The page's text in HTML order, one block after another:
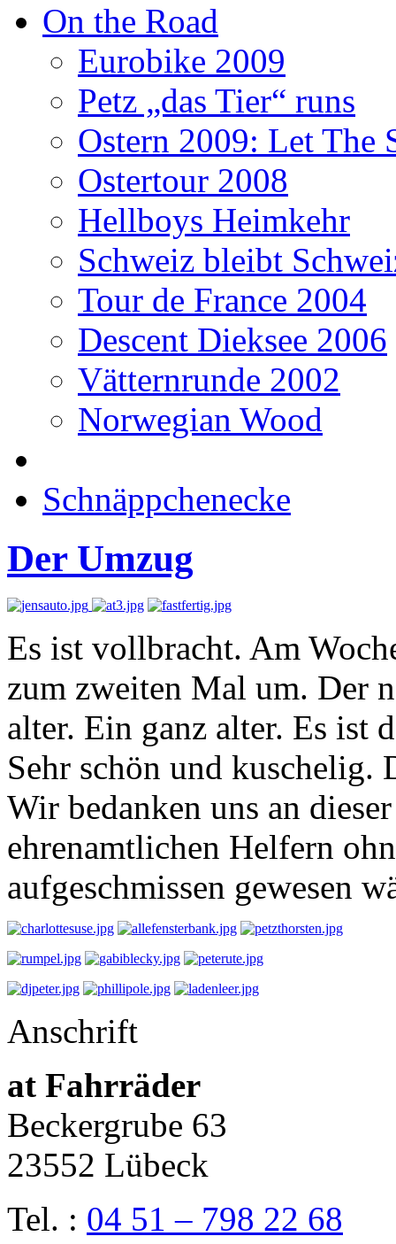
On the Road
Eurobike 2009
Petz „das Tier“ runs
Ostern 2009: Let The
Ostertour 2008
Hellboys Heimkehr
Schweiz bleibt
Tour de France 2004
Descent Dieksee 2006
Vätternrunde 2002
Norwegian Wood
Schnäppchenecke
Der Umzug
Es ist vollbracht. Am
zum zweiten Mal um. Der
alter. Ein ganz alter. Es ist
Sehr schön und kuschelig.
Wir bedanken uns an
ehrenamtlichen Helfern
aufgeschmissen gewesen
Anschrift
at Fahrräder
Beckergrube 63
23552 Lübeck
Tel. : 04 51 – 798 22 68